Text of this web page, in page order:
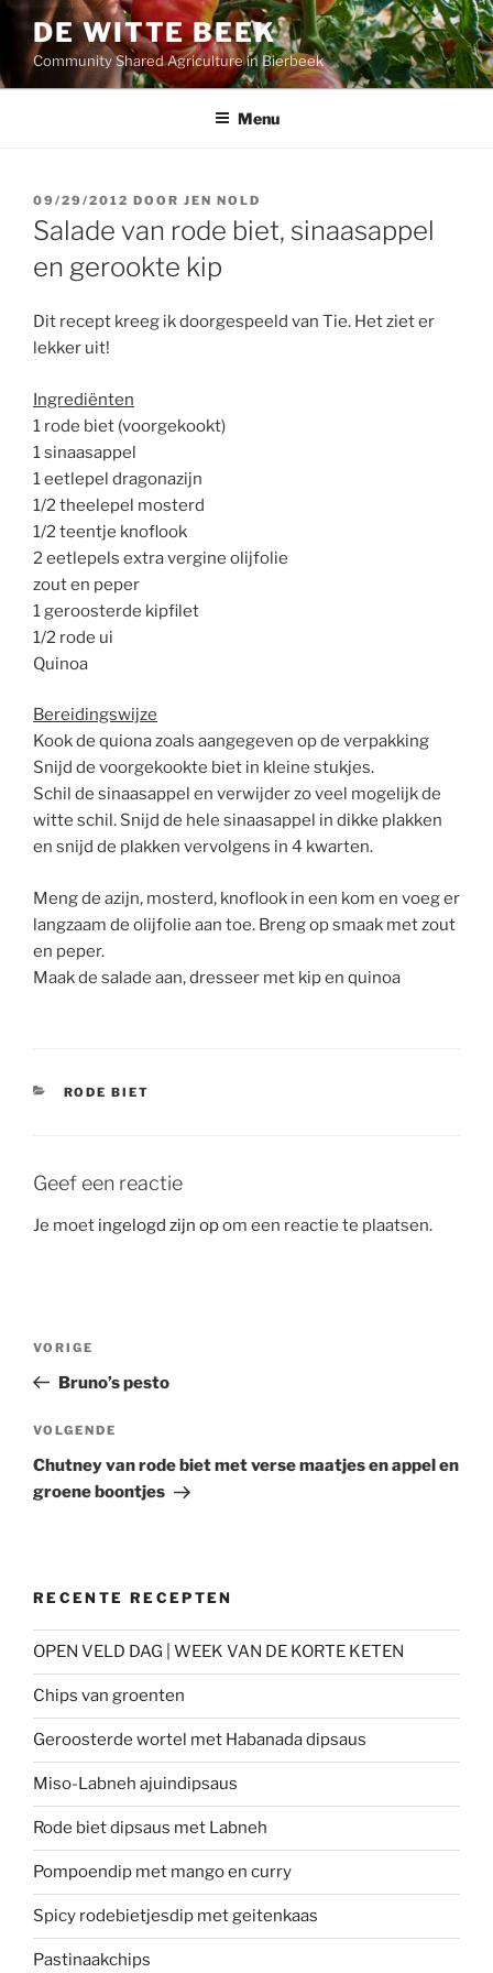
Ga
inhoud
DE WITTE BEEK
Community Shared Agriculture in Bierbeek
Menu
GEPLAATST
OP
09/29/2012 DOOR JEN NOLD
Salade van rode biet, sinaasappel
en gerookte kip
Dit recept kreeg ik doorgespeeld van Tie. Het ziet er
lekker uit!
Ingrediënten
1 rode biet (voorgekookt)
1 sinaasappel
1 eetlepel dragonazijn
1/2 theelepel mosterd
1/2 teentje knoflook
2 eetlepels extra vergine olijfolie
zout en peper
1 geroosterde kipfilet
1/2 rode ui
Quinoa
Bereidingswijze
Kook de quiona zoals aangegeven op de verpakking
Snijd de voorgekookte biet in kleine stukjes.
Schil de sinaasappel en verwijder zo veel mogelijk de
witte schil. Snijd de hele sinaasappel in dikke plakken
en snijd de plakken vervolgens in 4 kwarten.
Meng de azijn, mosterd, knoflook in een kom en voeg er
langzaam de olijfolie aan toe. Breng op smaak met zout
en peper.
Maak de salade aan, dresseer met kip en quinoa
CATEGORIEËN
RODE BIET
Geef een reactie
Je moet ingelogd zijn opom een reactie te plaatsen.
Vorig
bericht
VORIGE
Bruno’s pesto
Volgend
bericht
VOLGENDE
Chutney van rode biet met verse maatjes en appel en
groene boontjes
RECENTE RECEPTEN
OPEN VELD DAG | WEEK VAN DE KORTE KETEN
Chips van groenten
Geroosterde wortel met Habanada dipsaus
Miso-Labneh ajuindipsaus
Rode biet dipsaus met Labneh
Pompoendip met mango en curry
Spicy rodebietjesdip met geitenkaas
Pastinaakchips